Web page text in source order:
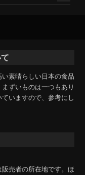
い素晴らしい日本の食品
ずいものは一つもあり
いますので、参考にし
売者の所在地です。ほ